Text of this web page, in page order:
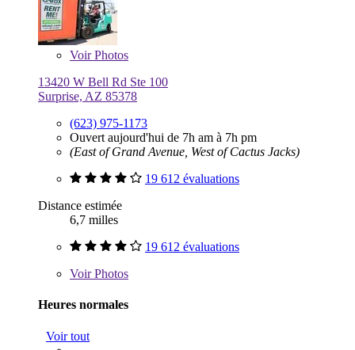
VoirPhotos
13420 W Bell Rd Ste 100
Surprise, AZ 85378
(623) 975-1173
Ouvert aujourd'hui de 7h am à 7h pm
(East of Grand Avenue, West of Cactus Jacks)
19 612 évaluations
Distance estimée
6,7 milles
19 612 évaluations
VoirPhotos
Heures normales
Voir tout